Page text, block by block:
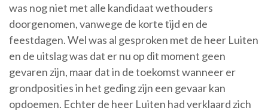
was nog niet met alle kandidaat wethouders
doorgenomen, vanwege de korte tijd en de
feestdagen. Wel was al gesproken met de heer Luiten
en de uitslag was dat er nu op dit moment geen
gevaren zijn, maar dat in de toekomst wanneer er
grondposities in het geding zijn een gevaar kan
opdoemen. Echter de heer Luiten had verklaard zich